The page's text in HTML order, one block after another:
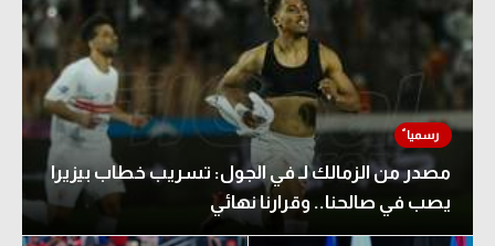
مصدر من الزمالك لـ في الجول: تسريب خطاب بيزيرا
يصب في صالحنا.. وقرارنا نهائي